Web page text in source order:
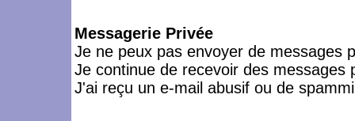
Messagerie Privée
Je ne peux pas envoyer de messages
Je continue de recevoir des messages
J'ai reçu un e-mail abusif ou de